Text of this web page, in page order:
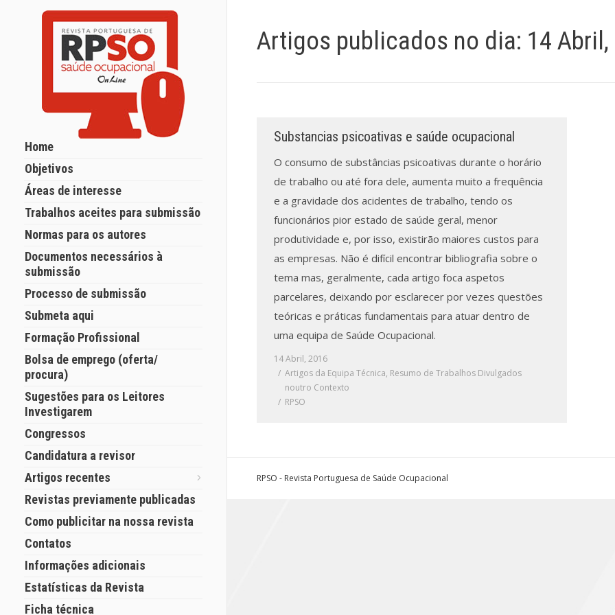
Home
Objetivos
Áreas de interesse
Trabalhos aceites para submissão
Normas para os autores
Documentos necessários à
submissão
Processo de submissão
Submeta aqui
Formação Profissional
Bolsa de emprego (oferta/
procura)
Sugestões para os Leitores
Investigarem
Congressos
Candidatura a revisor
Artigos recentes
Revistas previamente publicadas
Como publicitar na nossa revista
Contatos
Informações adicionais
Estatísticas da Revista
Ficha técnica
Artigos publicados no dia: 14
Substancias psicoativas e saúde ocupacional
O consumo de substâncias psicoativas durante o horário
de trabalho ou até fora dele, aumenta muito a frequência
e a gravidade dos acidentes de trabalho, tendo os
funcionários pior estado de saúde geral, menor
produtividade e, por isso, existirão maiores custos para
as empresas. Não é difícil encontrar bibliografia sobre o
tema mas, geralmente, cada artigo foca aspetos
parcelares, deixando por esclarecer por vezes questões
teóricas e práticas fundamentais para atuar dentro de
uma equipa de Saúde Ocupacional.
14 Abril, 2016
Artigos da Equipa Técnica, Resumo de Trabalhos Divulgados
noutro Contexto
RPSO
RPSO - Revista Portuguesa de Saúde Ocupacional